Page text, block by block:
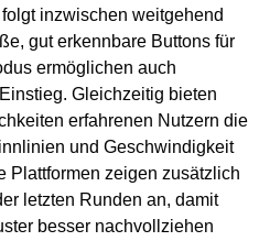
inzwischen weitgehend
gut erkennbare Buttons für
ermöglichen auch
Gleichzeitig bieten
erfahrenen Nutzern die
und Geschwindigkeit
Plattformen zeigen zusätzlich
letzten Runden an, damit
besser nachvollziehen